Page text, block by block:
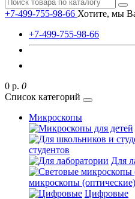
+7-499-755-98-66 Хотите, мы
+7-499-755-98-66
0 р. 0
Список категорий
Микроскопы
студентов
Для
микроскопы (оптические)
Цифровые